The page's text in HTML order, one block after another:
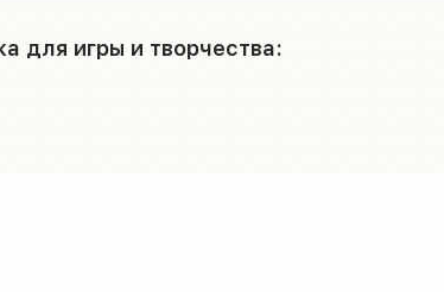
для игры и творчества: